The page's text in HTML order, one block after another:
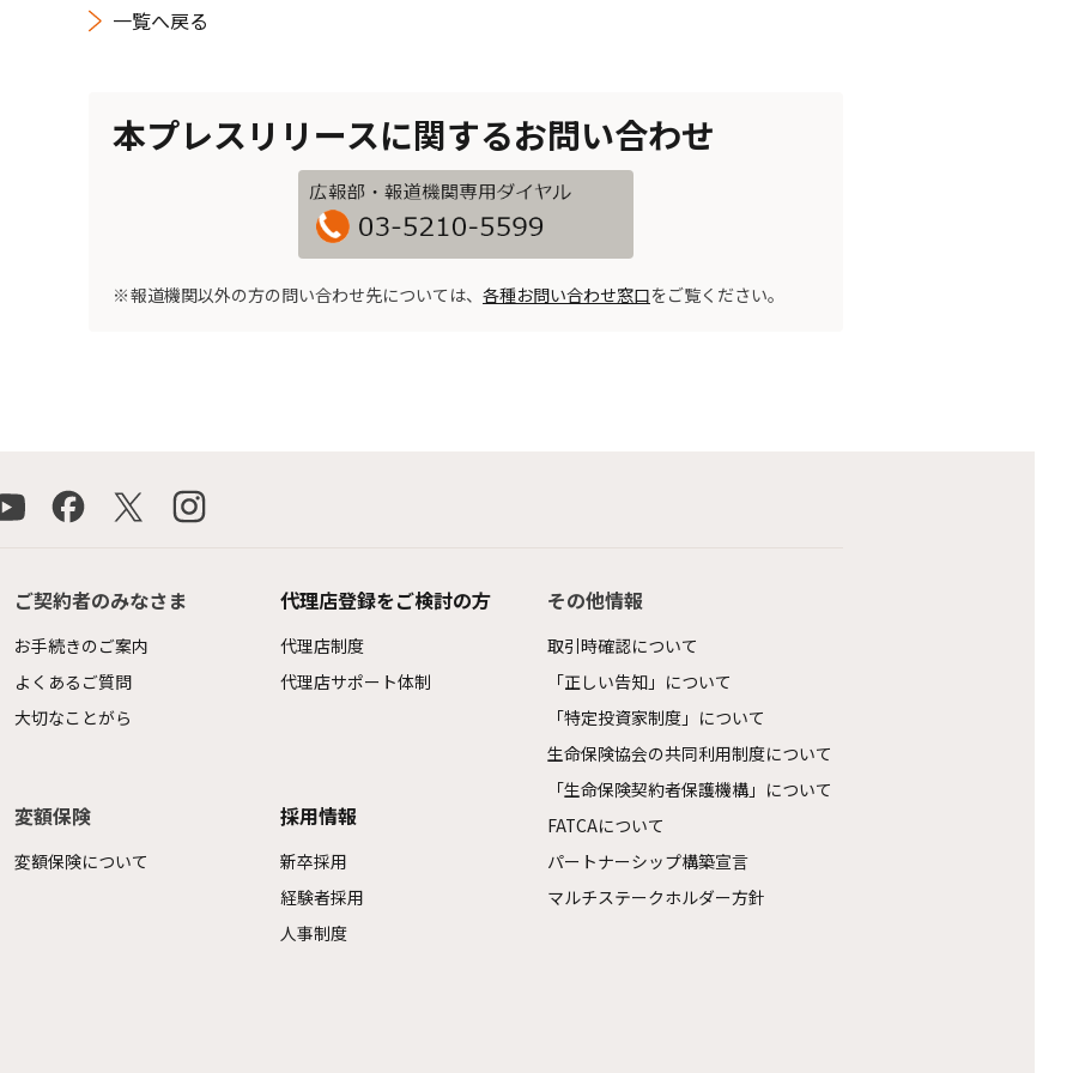
一覧へ戻る
本プレスリリースに関するお問い合わせ
報道機関以外の方の問い合わせ先については、 各種お問い合わせ窓口をご覧ください。
ご契約者のみなさま
お手続きのご案内
よくあるご質問
大切なことがら
変額保険
変額保険について
代理店登録をご検討の方
代理店制度
代理店サポート体制
採用情報
新卒採用
経験者採用
人事制度
その他情報
取引時確認について
「正しい告知」について
「特定投資家制度」について
生命保険協会の共同利用制度について
「生命保険契約者保護機構」について
FATCAについて
パートナーシップ構築宣言
マルチステークホルダー方針